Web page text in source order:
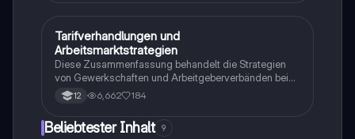
über das Demokratiedefizit und die Rolle der EU-
Institutionen wie der Europäischen Kommission, des
Europäischen Parlaments und des Europäischen
Rates. Ideal für Studierende der Politikwissenschaft
und Rechtswissenschaft.
Wirtschaft und Recht
Tarifverhandlungen und
Arbeitsmarktstrategien
Diese Zusammenfassung behandelt die Strategien
von Gewerkschaften und Arbeitgeberverbänden bei
Tarifverhandlungen sowie die Auswirkungen auf den
Arbeitsmarkt. Wichtige Themen sind Tarifautonomie,
Tarifkonflikte, atypische Beschäftigungsverhältnisse,
Mindestlohn und die Rolle von Gewerkschaften und
12 6,662 184
Beliebtester Inhalt 9